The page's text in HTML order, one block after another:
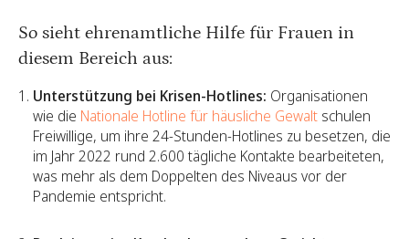
So sieht ehrenamtliche Hilfe für Frauen in
diesem Bereich aus:
Unterstützung bei Krisen-Hotlines: Organisationen
wie die Nationale Hotline für häusliche Gewalt schulen
Freiwillige, um ihre 24-Stunden-Hotlines zu besetzen, die
im Jahr 2022 rund 2.600 tägliche Kontakte bearbeiteten,
was mehr als dem Doppelten des Niveaus vor der
Pandemie entspricht.